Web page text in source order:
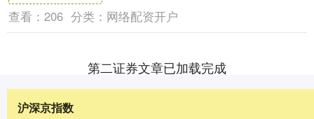
查看： 206 分类： 网络配资开户
第二证券文章已加载完成
沪深京指数